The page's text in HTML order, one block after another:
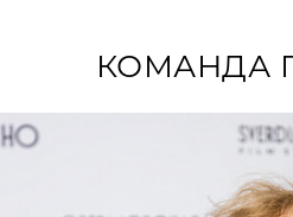
КОМАНДА